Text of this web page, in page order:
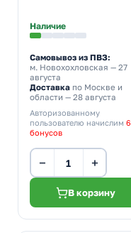
Наличие
Самовывоз из ПВЗ:
м. Новохохловская — 27
августа
Доставка по Москве и
области — 28 августа
Авторизованному
пользователю начислим 6
бонусов
− +
В корзину